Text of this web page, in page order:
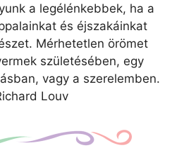
a legélénkebbek, ha a
és éjszakáinkat
Mérhetetlen örömet
születésében, egy
vagy a szerelemben.
Louv